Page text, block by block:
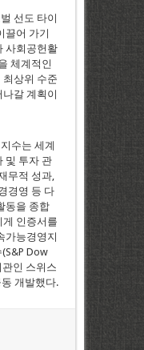
선도 타이
끌어 가기
사회공헌활
체계적인
상위 수준
갈 계획이
수는 세계
및 투자 관
무적 성과,
경영 등 다
동을 종합
게 인증서를
가능경영지
Dow
관인 스위스
동 개발했다.